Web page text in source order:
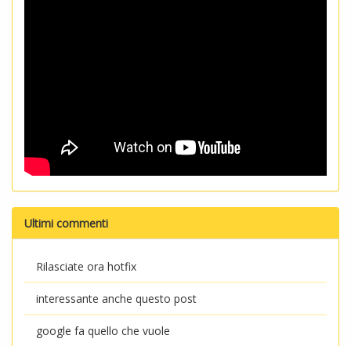
Ultimi commenti
Rilasciate ora hotfix
interessante anche questo post
google fa quello che vuole